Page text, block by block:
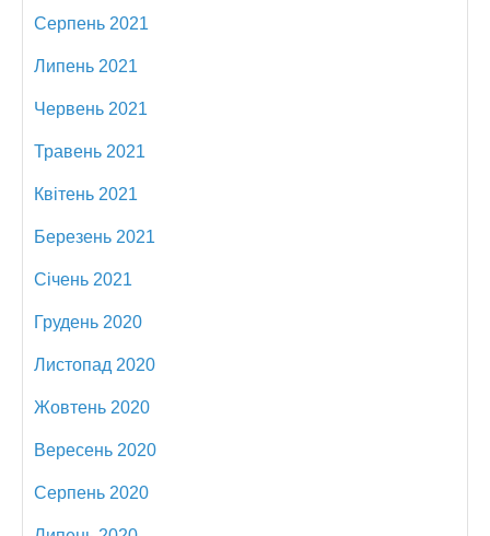
Серпень 2021
Липень 2021
Червень 2021
Травень 2021
Квітень 2021
Березень 2021
Січень 2021
Грудень 2020
Листопад 2020
Жовтень 2020
Вересень 2020
Серпень 2020